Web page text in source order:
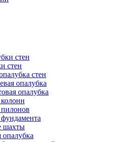
стен
стен
опалубка
опалубка
шахты
опалубка